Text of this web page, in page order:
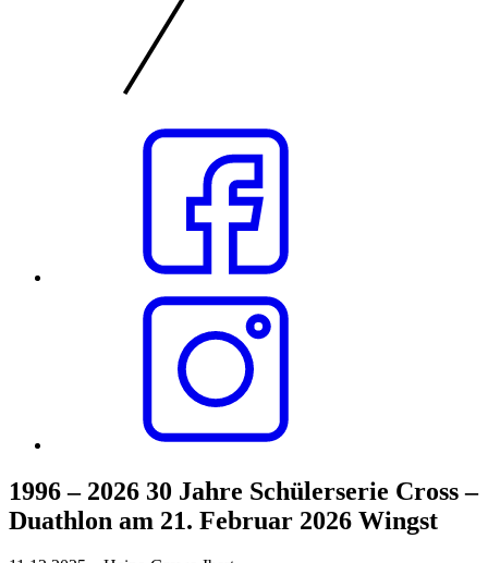
1996 – 2026 30 Jahre Schülerserie Cross –
Duathlon am 21. Februar 2026 Wingst